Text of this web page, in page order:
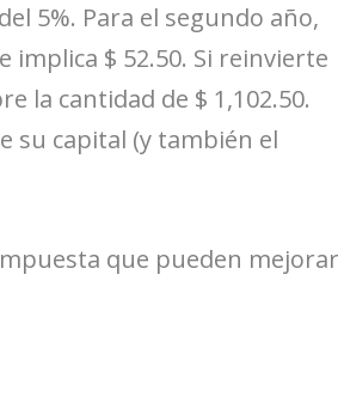
5%. Para el segundo año,
implica $ 52.50. Si reinvierte
la cantidad de $ 1,102.50.
su capital (y también el
que pueden